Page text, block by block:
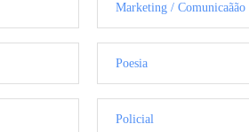
Marketing / Comunicaãão
Poesia
Policial